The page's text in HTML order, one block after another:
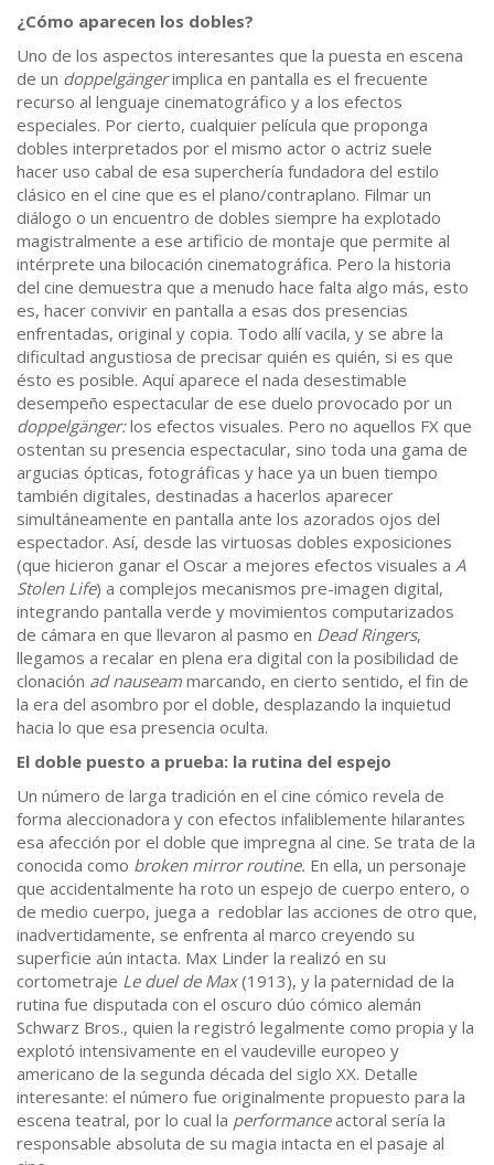
¿Cómo aparecen los dobles?
Uno de los aspectos interesantes que la puesta en escena
de un doppelgängerimplica en pantalla es el frecuente
recurso al lenguaje cinematográfico y a los efectos
especiales. Por cierto, cualquier película que proponga
dobles interpretados por el mismo actor o actriz suele
hacer uso cabal de esa superchería fundadora del estilo
clásico en el cine que es el plano/contraplano. Filmar un
diálogo o un encuentro de dobles siempre ha explotado
magistralmente a ese artificio de montaje que permite al
intérprete una bilocación cinematográfica. Pero la historia
del cine demuestra que a menudo hace falta algo más, esto
es, hacer convivir en pantalla a esas dos presencias
enfrentadas, original y copia. Todo allí vacila, y se abre la
dificultad angustiosa de precisar quién es quién, si es que
ésto es posible. Aquí aparece el nada desestimable
desempeño espectacular de ese duelo provocado por un
doppelgänger:los efectos visuales. Pero no aquellos FX que
ostentan su presencia espectacular, sino toda una gama de
argucias ópticas, fotográficas y hace ya un buen tiempo
también digitales, destinadas a hacerlos aparecer
simultáneamente en pantalla ante los azorados ojos del
espectador. Así, desde las virtuosas dobles exposiciones
(que hicieron ganar el Oscar a mejores efectos visuales a A
Stolen Life) a complejos mecanismos pre-imagen digital,
integrando pantalla verde y movimientos computarizados
de cámara en que llevaron al pasmo en Dead Ringers,
llegamos a recalar en plena era digital con la posibilidad de
clonación ad nauseam marcando, en cierto sentido, el fin de
la era del asombro por el doble, desplazando la inquietud
hacia lo que esa presencia oculta.
El doble puesto a prueba: la rutina del espejo
Un número de larga tradición en el cine cómico revela de
forma aleccionadora y con efectos infaliblemente hilarantes
esa afección por el doble que impregna al cine. Se trata de la
conocida como broken mirror routine. En ella, un personaje
que accidentalmente ha roto un espejo de cuerpo entero, o
de medio cuerpo, juega a redoblar las acciones de otro que,
inadvertidamente, se enfrenta al marco creyendo su
superficie aún intacta. Max Linder la realizó en su
cortometraje Le duel de Max(1913), y la paternidad de la
rutina fue disputada con el oscuro dúo cómico alemán
Schwarz Bros., quien la registró legalmente como propia y la
explotó intensivamente en el vaudeville europeo y
americano de la segunda década del siglo XX. Detalle
interesante: el número fue originalmente propuesto para la
escena teatral, por lo cual la performanceactoral sería la
responsable absoluta de su magia intacta en el pasaje al